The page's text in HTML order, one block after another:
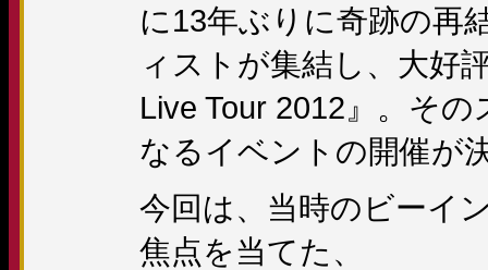
に13年ぶりに奇跡の再
ィストが集結し、大好
Live Tour 2012』。そ
なるイベントの開催が
今回は、当時のビーイ
焦点を当てた、